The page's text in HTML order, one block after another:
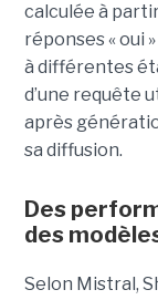
calculée à
réponses « oui
à différentes
d’une requête
après
sa diffusion.
Des
des
Selon Mistral,